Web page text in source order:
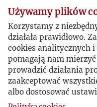
opieka nad
popularyzacja.
- Wystawa Jerzy
w Liceum im.
Warszawie,
- Wystawa w
Szewczenki,
Kijowski, lubelski
TO-AIL oraz
Używamy plików
Korzystamy z
działała prawidłowo.
cookies analitycznych
pomagają nam
prowadzić działania
zaakceptować
albo dostosować